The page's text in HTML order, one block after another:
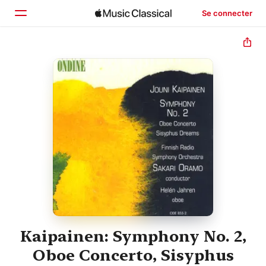
Se connecter
Accueil
Parcourir
Rechercher
Kaipainen: Symphony No. 2,
Oboe Concerto, Sisyphus